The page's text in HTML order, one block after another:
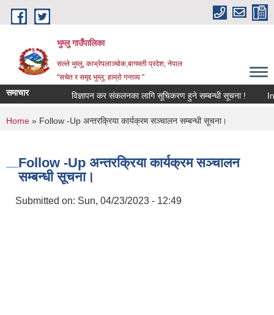
Skip to main content
भुम्लु गाउँपालिका
सल्ले भुम्लु, काभ्रेपलाञ्चोक,बागमती प्रदेश, नेपाल
"सचेत र समृद्द भुम्लु: हाम्राे गन्तव्य "
समाचार विज्ञापन कर संकलनका लागि सूचिकरण हुने सम्बन्धी सूचना !
You are here
Home » Follow -Up अन्तरक्रिया कार्यक्रम सञ्चालन सम्बन्धी सूचना।
Follow -Up अन्तरक्रिया कार्यक्रम सञ्चालन
सम्बन्धी सूचना।
Submitted on: Sun, 04/23/2023 - 12:49